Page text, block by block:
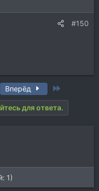
#150
Вперёд
для ответа.
1)